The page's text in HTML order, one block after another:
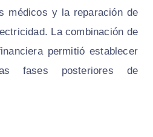
médicos y la reparación de
La combinación de
permitió establecer
fases posteriores de